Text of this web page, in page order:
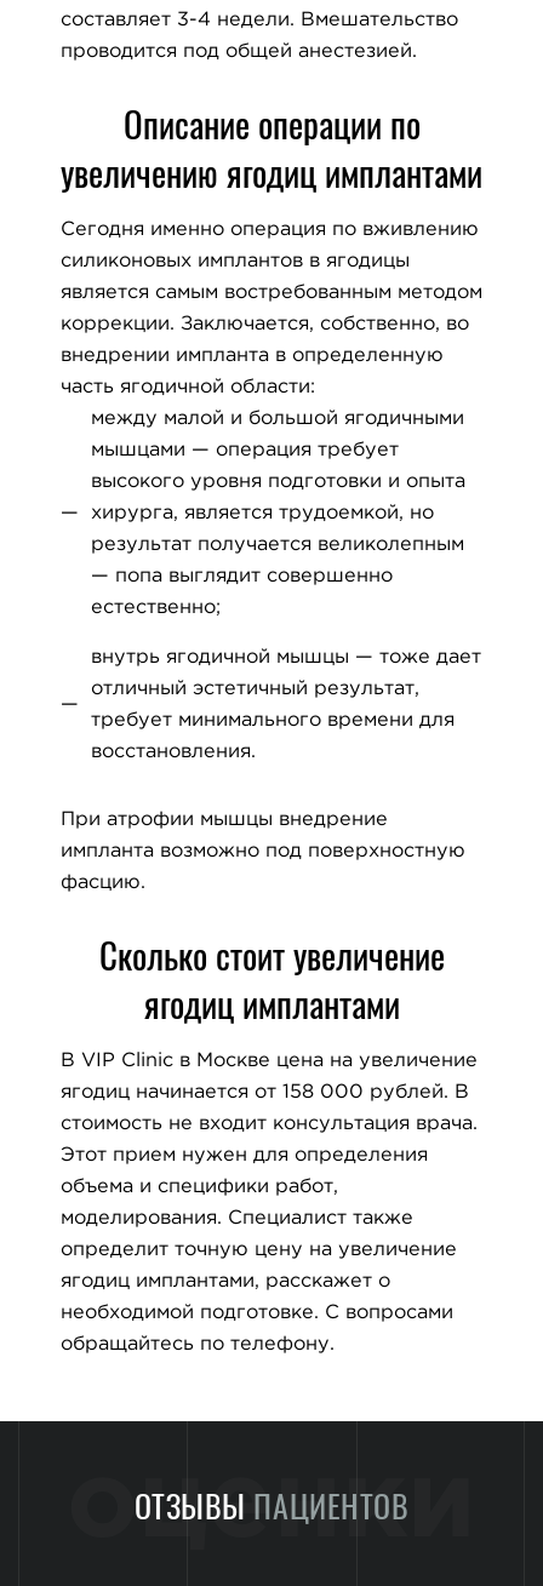
составляет 3-4 недели. Вмешательство
проводится под общей анестезией.
Описание операции по
увеличению ягодиц имплантами
Сегодня именно операция по вживлению
силиконовых имплантов в ягодицы
является самым востребованным методом
коррекции. Заключается, собственно, во
внедрении импланта в определенную
часть ягодичной области:
между малой и большой ягодичными
мышцами — операция требует
высокого уровня подготовки и опыта
хирурга, является трудоемкой, но
результат получается великолепным
— попа выглядит совершенно
естественно;
внутрь ягодичной мышцы — тоже дает
отличный эстетичный результат,
требует минимального времени для
восстановления.
При атрофии мышцы внедрение
импланта возможно под поверхностную
фасцию.
Сколько стоит увеличение
ягодиц имплантами
В VIP Clinic в Москве цена на увеличение
ягодиц начинается от 158 000 рублей. В
стоимость не входит консультация врача.
Этот прием нужен для определения
объема и специфики работ,
моделирования. Специалист также
определит точную цену на увеличение
ягодиц имплантами, расскажет о
необходимой подготовке. С вопросами
обращайтесь по телефону.
ОТЗЫВЫ ПАЦИЕНТОВ
оценки